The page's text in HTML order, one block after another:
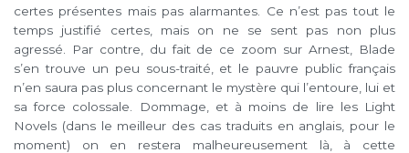
certes présentes mais pas alarmantes. Ce n’est pas tout le
temps justifié certes, mais on ne se sent pas non plus
agressé. Par contre, du fait de ce zoom sur Arnest, Blade
s’en trouve un peu sous-traité, et le pauvre public français
n’en saura pas plus concernant le mystère qui l’entoure, lui et
sa force colossale. Dommage, et à moins de lire les Light
Novels (dans le meilleur des cas traduits en anglais, pour le
moment) on en restera malheureusement là, à cette